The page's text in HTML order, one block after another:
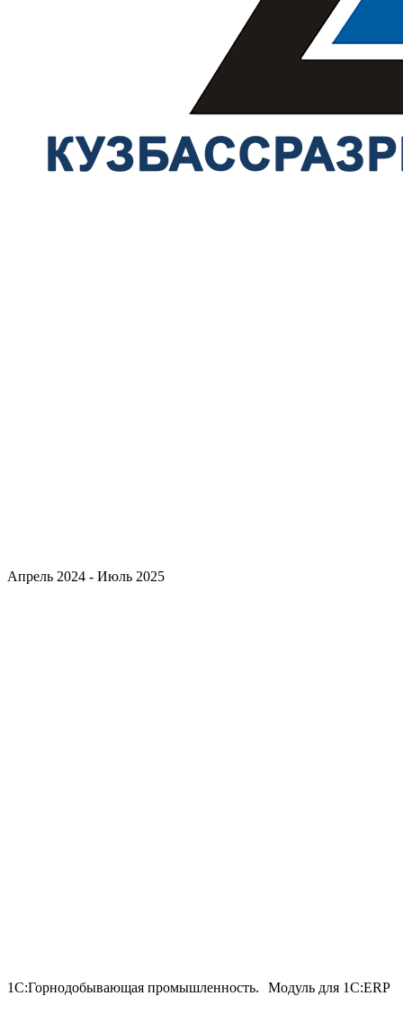
Апрель 2024 - Июль 2025
1С:Горнодобывающая промышленность. Модуль для 1С:ERP